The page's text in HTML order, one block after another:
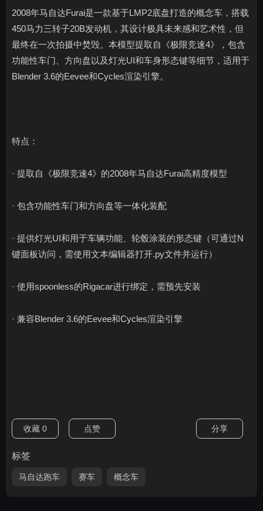
2008年马自达Furai是一款基于LMP2底盘打造的概念车，搭载
450马力三转子20B发动机，其设计极具未来感和艺术性，但
最终在一次拍摄中焚毁。本模型提取自《极限竞速4》，包含
功能性车门、方向盘以及灯光UI和车身形态键等细节，适用于
Blender 3.6的Eevee和Cycles渲染引擎。
特点：
· 提取自《极限竞速4》的2008年马自达Furai高精度模型
· 包含功能性车门和方向盘等一体化装配
· 提供灯光UI和用于车辆功能、轮毂涂装的形态键（可通过N
键面板访问，需使用文本编辑器打开.py文件并运行）
· 使用spoonless的Rigacar进行绑定，需预先安装
· 兼容Blender 3.6的Eevee和Cycles渲染引擎
收藏 0 点赞 分享
标签
马自达跑车 赛车 概念车